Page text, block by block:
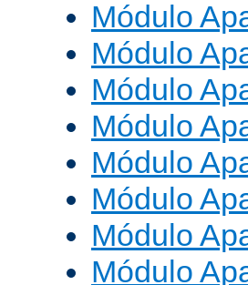
Módulo
Módulo
Módulo
Módulo
Módulo
Módulo
Módulo
Módulo